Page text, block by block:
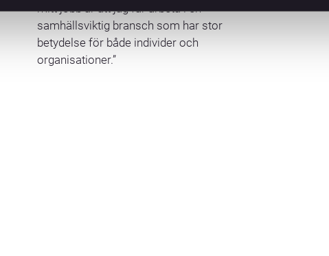
mitt jobb är att jag får arbeta i en
samhällsviktig bransch som har stor
betydelse för både individer och
organisationer.”